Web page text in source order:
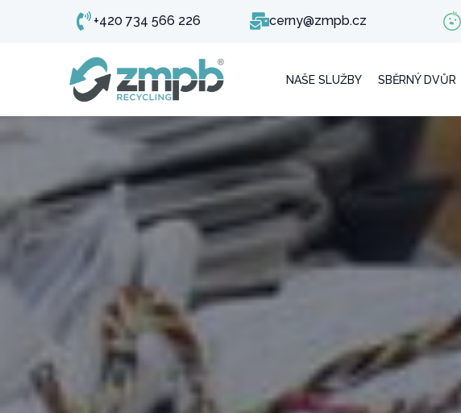
+420 734 566 226 cerny@zmpb.cz
NAŠE SLUŽBY SBĚRNÝ DVŮR